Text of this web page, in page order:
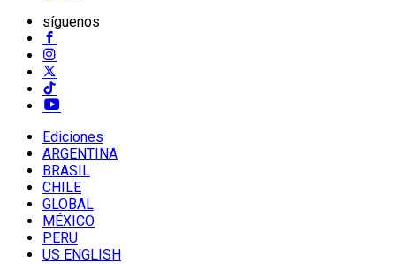
síguenos
Ediciones
ARGENTINA
BRASIL
CHILE
GLOBAL
MÉXICO
PERU
US ENGLISH